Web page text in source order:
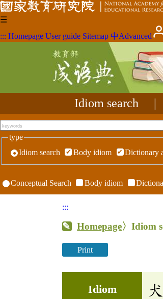
☰
::: Homepage User guide Sitemap 中Advanced
Idiom search
type
Idiom search
Body idiom Dictionary
Conceptual Search Body idiom
:::
Homepage〉Idiom
Print
Idiom